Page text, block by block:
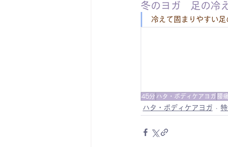
冬のヨガ 足の冷
冷えて固まりやすい
45分 ハタ・ボディケアヨガ 腰
ハタ・ボディケアヨガ